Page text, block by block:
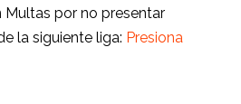
Multas por no presentar
la siguiente liga: Presiona